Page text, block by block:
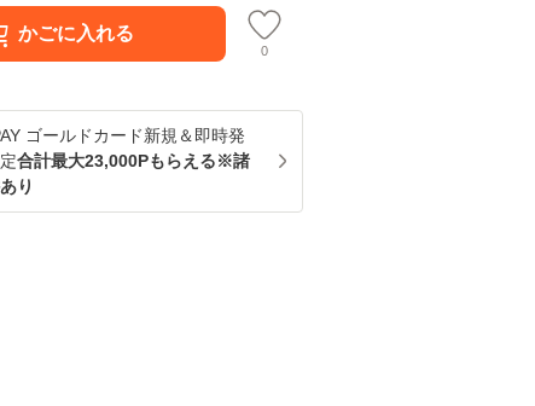
かごに入れる
0
ゴールドカード新規＆即時発
合計最大23,000Pもらえる※諸
り